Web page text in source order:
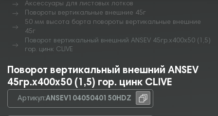
Аксессуары для листовых лотков
Повороты вертикальные внешние 45г
50 мм высота борта повороты вертикальные внешние
45г
Поворот вертикальный внешний ANSEV 45гр.х400х50 (1,5)
гор. цинк CLIVE
Поворот вертикальный внешний ANSEV
45гр.х400х50 (1,5) гор. цинк CLIVE
Артикул:ANSEV10405040150HDZ